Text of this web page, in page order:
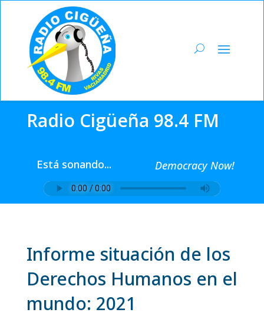
Radio Cigüeña 98.4 FM
Está sonando... Democracy Now!
Informe situación de los
Derechos Humanos en el
mundo: 2021